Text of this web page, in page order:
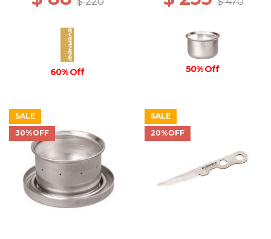
60% Off 50% Off
SALE
30%OFF
SALE
20%OFF